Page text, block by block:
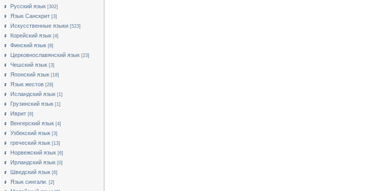
Русский язык [302]
Язык Санскрит [3]
Искусственные языки [523]
Корейский язык [4]
Финский язык [8]
Церковнославянский язык [23]
Чешский язык [3]
Японский язык [18]
Язык жестов [28]
Исландский язык [1]
Грузинский язык [1]
Иврит [6]
Венгерский язык [4]
Узбекский язык [3]
греческий язык [13]
Норвежский язык [6]
Ирландский язык [0]
Шведский язык [6]
Язык сингали. [2]